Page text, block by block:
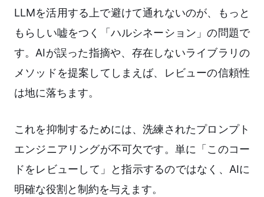
LLMを活用する上で避けて通れないのが、もっと
もらしい嘘をつく「ハルシネーション」の問題で
す。AIが誤った指摘や、存在しないライブラリの
メソッドを提案してしまえば、レビューの信頼性
は地に落ちます。
これを抑制するためには、洗練されたプロンプト
エンジニアリングが不可欠です。単に「このコー
ドをレビューして」と指示するのではなく、AIに
明確な役割と制約を与えます。